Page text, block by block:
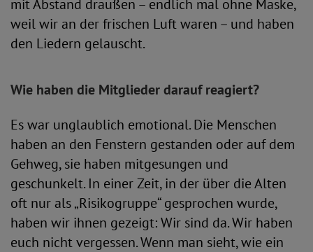
mit Abstand draußen – endlich mal ohne Maske,
weil wir an der frischen Luft waren – und haben
den Liedern gelauscht.
Wie haben die Mitglieder darauf reagiert?
Es war unglaublich emotional. Die Menschen
haben an den Fenstern gestanden oder auf dem
Gehweg, sie haben mitgesungen und
geschunkelt. In einer Zeit, in der über die Alten
oft nur als „Risikogruppe“ gesprochen wurde,
haben wir ihnen gezeigt: Wir sind da. Wir haben
euch nicht vergessen. Wenn man sieht, wie ein